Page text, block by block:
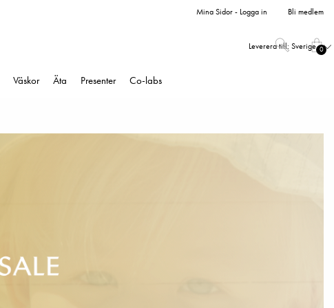
Mina Sidor - Logga in Bli medlem
Leverera till: Sverige 0
Väskor Äta Presenter Co-labs